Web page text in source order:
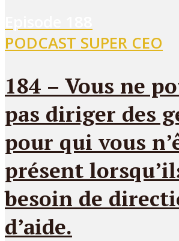
PODCAST SUPER CEO
184 – Vous ne
pas diriger des
pour qui vous
présent
besoin de
d’aide.